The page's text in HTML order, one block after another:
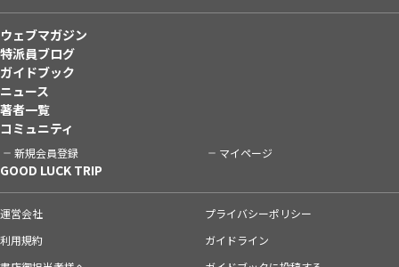
ウェブマガジン
特派員ブログ
ガイドブック
ニュース
著者一覧
コミュニティ
新規会員登録 マイページ
GOOD LUCK TRIP
運営会社
プライバシーポリシー
利用規約
ガイドライン